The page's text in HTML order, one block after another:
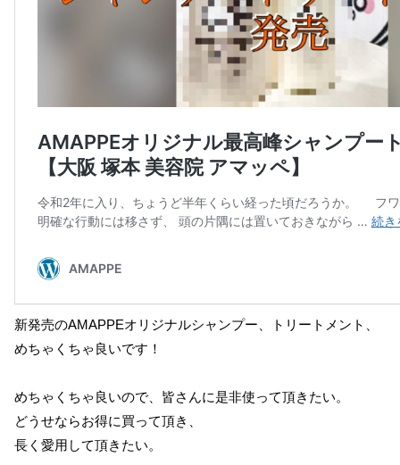
新発売のAMAPPEオリジナルシャンプー、トリートメント、
めちゃくちゃ良いです！
めちゃくちゃ良いので、皆さんに是非使って頂きたい。
どうせならお得に買って頂き、
長く愛用して頂きたい。